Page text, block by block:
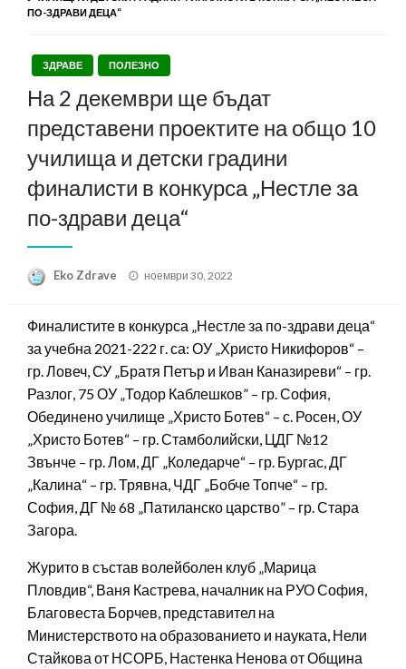
ПО-ЗДРАВИ ДЕЦА“
ЗДРАВЕ ПОЛЕЗНО
На 2 декември ще бъдат
представени проектите на общо 10
училища и детски градини
финалисти в конкурса „Нестле за
по-здрави деца“
Eko Zdrave
Posted
ноември 30, 2022
Финалистите в конкурса „Нестле за по-здрави деца“
за учебна 2021-222 г. са: ОУ „Христо Никифоров“ –
гр. Ловеч, СУ „Братя Петър и Иван Каназиреви“ – гр.
Разлог, 75 ОУ „Тодор Каблешков” – гр. София,
Обединено училище „Христо Ботев“ – с. Росен, ОУ
„Христо Ботев“ – гр. Стамболийски, ЦДГ №12
Звънче – гр. Лом, ДГ „Коледарче“ – гр. Бургас, ДГ
„Калина“ – гр. Трявна, ЧДГ „Бобче Топче“ – гр.
София, ДГ № 68 „Патиланско царство” – гр. Стара
Загора.
Журито в състав волейболен клуб „Марица
Пловдив“, Ваня Кастрева, началник на РУО София,
Благовеста Борчев, представител на
Министерството на образованието и науката, Нели
Стайкова от НСОРБ, Настенка Ненова от Община